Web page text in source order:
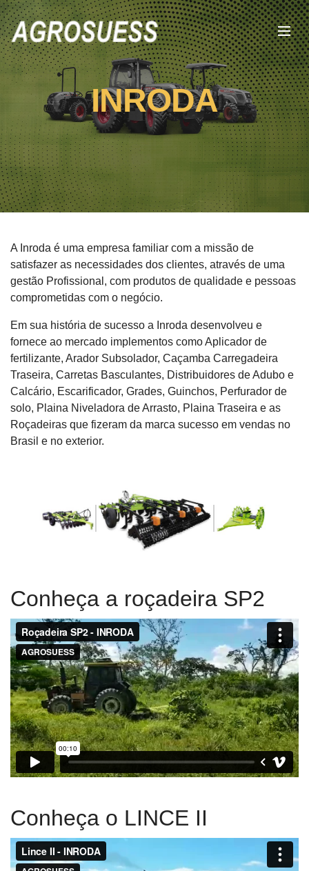
INRODA
A Inroda é uma empresa familiar com a missão de
satisfazer as necessidades dos clientes, através de uma
gestão Profissional, com produtos de qualidade e pessoas
comprometidas com o negócio.
Em sua história de sucesso a Inroda desenvolveu e
fornece ao mercado implementos como Aplicador de
fertilizante, Arador Subsolador, Caçamba Carregadeira
Traseira, Carretas Basculantes, Distribuidores de Adubo e
Calcário, Escarificador, Grades, Guinchos, Perfurador de
solo, Plaina Niveladora de Arrasto, Plaina Traseira e as
Roçadeiras que fizeram da marca sucesso em vendas no
Brasil e no exterior.
Conheça a roçadeira SP2
Conheça o LINCE II